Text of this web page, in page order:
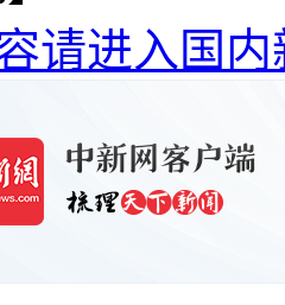
请进入国内